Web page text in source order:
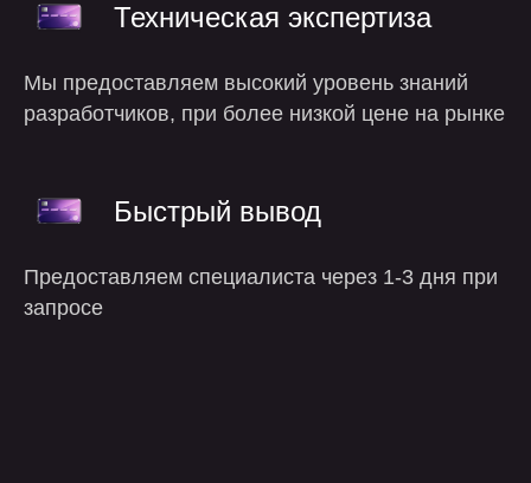
Техническая экспертиза
Мы предоставляем высокий уровень знаний
разработчиков, при более низкой цене на рынке
Быстрый вывод
Предоставляем специалиста через 1-3 дня при
запросе